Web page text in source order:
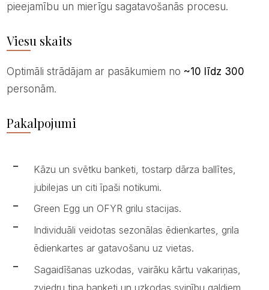
pieejamību un mierīgu sagatavošanās procesu.
Viesu skaits
Optimāli strādājam ar pasākumiem no ~10 līdz 300
personām.
Pakalpojumi
Kāzu un svētku banketi, tostarp dārza ballītes,
jubilejas un citi īpaši notikumi.
Green Egg un OFYR grilu stacijas.
Individuāli veidotas sezonālas ēdienkartes, grila
ēdienkartes ar gatavošanu uz vietas.
Sagaidīšanas uzkodas, vairāku kārtu vakariņas,
zviedru tipa banketi un uzkodas svinību galdiem